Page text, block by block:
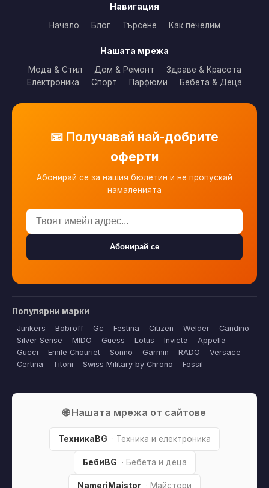
Навигация
Начало Блог Търсене Как печелим
Нашата мрежа
Мода & Стил Дом & Ремонт
Здраве & Красота
Електроника
Спорт Парфюми Бебета & Деца
📧 Получавай най-добрите
оферти
Абонирай се за нашия бюлетин и не пропускай
намаленията
Абонирай се
Популярни марки
Junkers Bobroff Gc Festina Citizen Welder
Candino
Silver Sense
MIDO Guess Lotus Invicta
Appella
Gucci
Emile Chouriet Sonno Garmin RADO
Versace
Certina
Titoni Swiss Military by Chrono Fossil
🌐 Нашата мрежа от сайтове
ТехникаBG · Техника и електроника
БебиBG · Бебета и деца
NameriMaistor · Майстори